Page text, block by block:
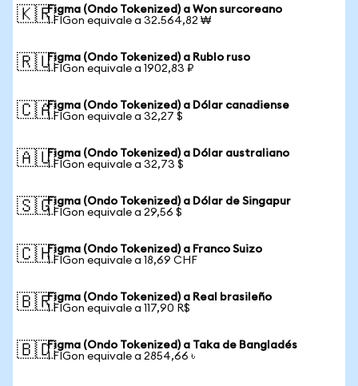
🇰🇷Figma (Ondo Tokenized) a Won surcoreano
1 FIGon equivale a 32.564,82 ₩
🇷🇺Figma (Ondo Tokenized) a Rublo ruso
1 FIGon equivale a 1902,83 ₽
🇨🇦Figma (Ondo Tokenized) a Dólar canadiense
1 FIGon equivale a 32,27 $
🇦🇺Figma (Ondo Tokenized) a Dólar australiano
1 FIGon equivale a 32,73 $
🇸🇬Figma (Ondo Tokenized) a Dólar de Singapur
1 FIGon equivale a 29,56 $
🇨🇭Figma (Ondo Tokenized) a Franco Suizo
1 FIGon equivale a 18,69 CHF
🇧🇷Figma (Ondo Tokenized) a Real brasileño
1 FIGon equivale a 117,90 R$
🇧🇩Figma (Ondo Tokenized) a Taka de Bangladés
1 FIGon equivale a 2854,66 ৳